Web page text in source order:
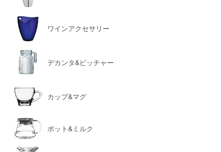
ワインアクセサリー
デカンタ&ピッチャー
カップ&マグ
ポット&ミルク